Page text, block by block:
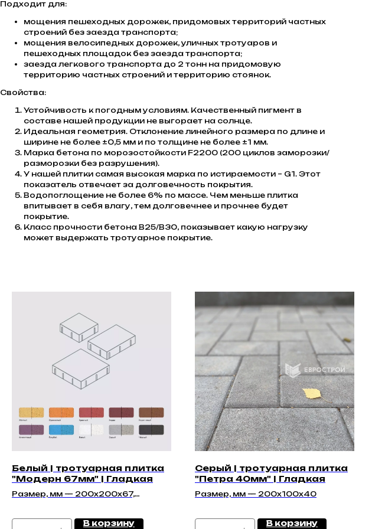
Подходит для:
мощения пешеходных дорожек, придомовых территорий частных
строений без заезда транспорта;
мощения велосипедных дорожек, уличных тротуаров и
пешеходных площадок без заезда транспорта;
заезда легкового транспорта до 2 тонн на придомовую
территорию частных строений и территорию стоянок.
Свойства:
Устойчивость к погодным условиям. Качественный пигмент в
составе нашей продукции не выгорает на солнце.
Идеальная геометрия. Отклонение линейного размера по длине и
ширине не более ±0,5 мм и по толщине не более ±1 мм.
Марка бетона по морозостойкости F2200 (200 циклов заморозки/
разморозки без разрушения).
У нашей плитки самая высокая марка по истираемости – G1. Этот
показатель отвечает за долговечность покрытия.
Водопоглощение не более 6% по массе. Чем меньше плитка
впитывает в себя влагу, тем долговечнее и прочнее будет
покрытие.
Класс прочности бетона В25/В30, показывает какую нагрузку
может выдержать тротуарное покрытие.
Белый | тротуарная плитка
"Модерн 67мм" | Гладкая
Размер, мм — 200x200x67,
В корзину
Серый | тротуарная плитка
"Петра 40мм" | Гладкая
Размер, мм — 200x100x40
В корзину